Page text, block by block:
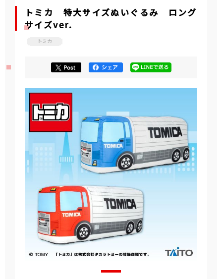
トミカ 特大サイズぬいぐるみ ロング
サイズver.
トミカ